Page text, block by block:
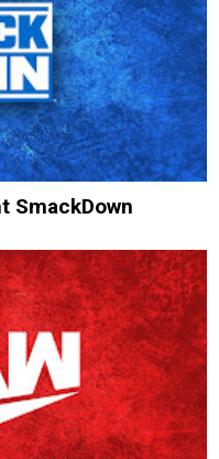
SmackDown